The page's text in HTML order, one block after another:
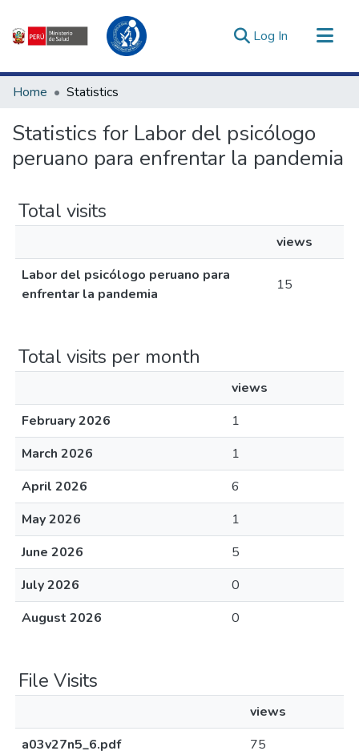
Log In (current)
Communities & Collections
Estadísticas Externas
Enlaces de interés ▾
Home Statistics
Statistics for Labor del psicólogo
peruano para enfrentar la pandemia
Total visits
views
Labor del psicólogo peruano para
enfrentar la pandemia
15
Total visits per month
views
February 2026
1
March 2026
1
April 2026
6
May 2026
1
June 2026
5
July 2026
0
August 2026
0
File Visits
views
a03v27n5_6.pdf
75